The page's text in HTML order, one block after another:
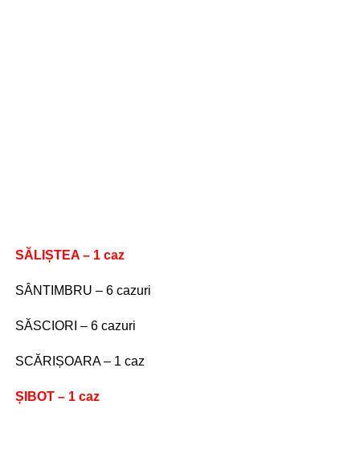
SĂLIȘTEA – 1 caz
SÂNTIMBRU – 6 cazuri
SĂSCIORI – 6 cazuri
SCĂRIȘOARA – 1 caz
ȘIBOT – 1 caz